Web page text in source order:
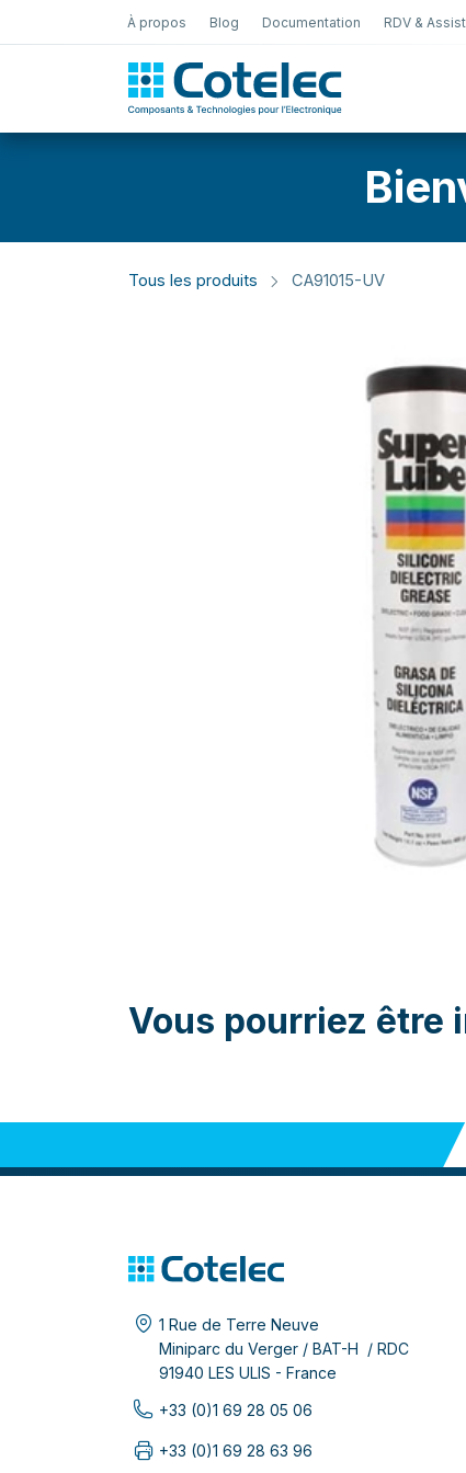
À propos Blog Documentation RDV &
Tous les produits CA91015-UV
Vous pourriez être
1 Rue de Terre Neuve
Miniparc du Verger / BAT-H / RDC
91940 LES ULIS - France
+33 (0)1 69 28 05 06
+33 (0)1 69 28 63 96